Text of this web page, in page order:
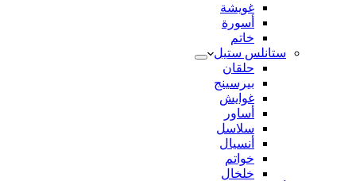
غويشة
أسورة
خاتم
ستانلس ستيل
حلقان
بيرسينج
غوايش
أساور
سلاسل
أنسيال
خواتم
خلخال